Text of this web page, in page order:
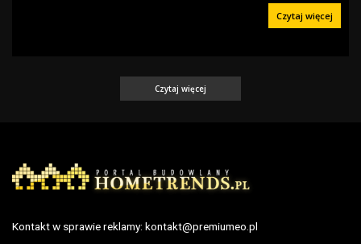
Czytaj więcej
Czytaj więcej
Kontakt w sprawie reklamy: kontakt@premiumeo.pl